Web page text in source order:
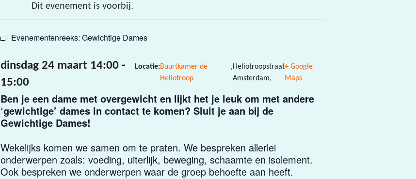
Dit evenement is voorbij.
Evenementenreeks: Gewichtige Dames
dinsdag 24 maart 14:00-
15:00
Locatie:Buurtkamer de
Heliotroop
,Heliotroopstraat
Amsterdam,
+ Google
Maps
Ben je een dame met overgewicht en lijkt het je leuk om met andere
‘gewichtige’ dames in contact te komen? Sluit je aan bij de
Gewichtige Dames!
Wekelijks komen we samen om te praten. We bespreken allerlei
onderwerpen zoals: voeding, uiterlijk, beweging, schaamte en isolement.
Ook bespreken we onderwerpen waar de groep behoefte aan heeft.